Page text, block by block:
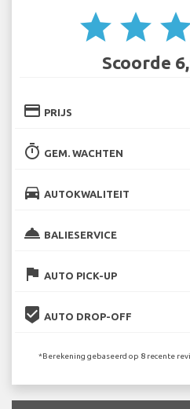
star star
Scoorde
credit_card PRIJS
timer GEM. WACHTEN
directions_car AUTOKWALITEIT
room_service BALIESERVICE
flag AUTO PICK-UP
beenhere AUTO DROP-OFF
*Berekening gebaseerd op 8 recente